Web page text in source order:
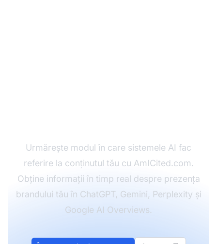
Urmărește modul în care sistemele AI fac
referire la conținutul tău cu AmICited.com.
Obține informații în timp real despre prezența
brandului tău în ChatGPT, Gemini, Perplexity și
Google AI Overviews.